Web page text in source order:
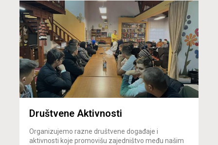
Društvene Aktivnosti
Organizujemo razne društvene događaje i
aktivnosti koje promovišu zajedništvo među našim